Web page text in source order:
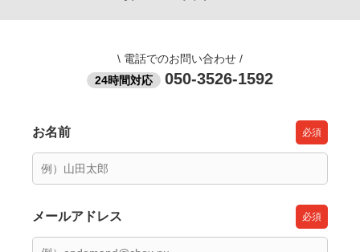
\ 電話でのお問い合わせ /
24時間対応
050-3526-1592
お名前
メールアドレス